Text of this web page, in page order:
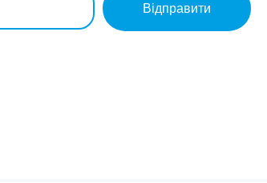
Відправити